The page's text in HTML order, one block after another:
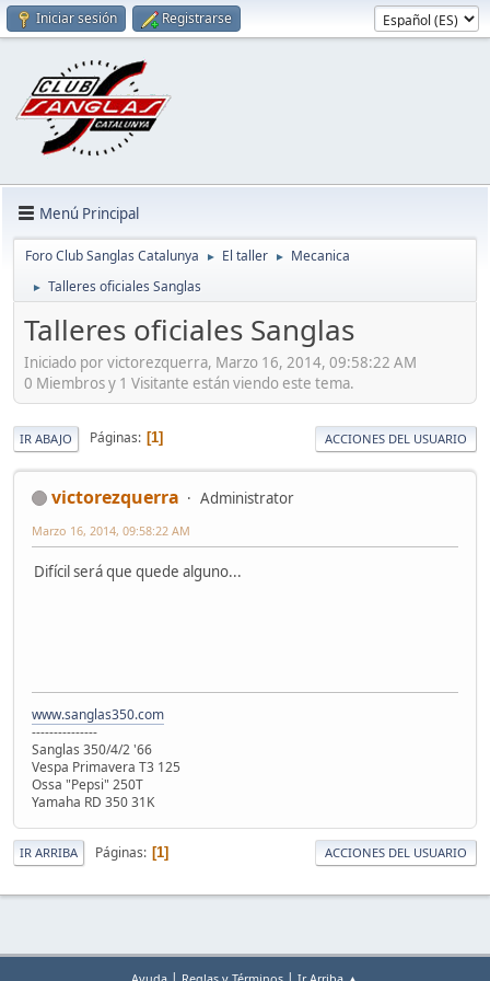
Iniciar sesión Registrarse
Menú Principal
Foro Club Sanglas Catalunya ► El taller ► Mecanica
► Talleres oficiales Sanglas
Talleres oficiales Sanglas
Iniciado por victorezquerra, Marzo 16, 2014, 09:58:22 AM
0 Miembros y 1 Visitante están viendo este tema.
IR ABAJO Páginas 1 ACCIONES DEL USUARIO
victorezquerra Administrator
Marzo 16, 2014, 09:58:22 AM
Difícil será que quede alguno...
www.sanglas350.com
---------------
Sanglas 350/4/2 '66
Vespa Primavera T3 125
Ossa "Pepsi" 250T
Yamaha RD 350 31K
IR ARRIBA Páginas 1 ACCIONES DEL USUARIO